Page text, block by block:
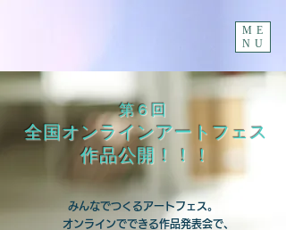
第６回
全国オンラインアートフェス
作品公開！！！
みんなでつくるアートフェス。
オンラインでできる作品発表会で、
ME
NU